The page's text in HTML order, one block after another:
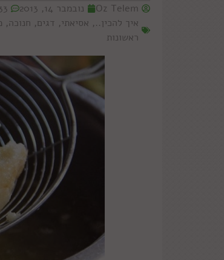
Oz Telem נובמבר 14, 2013
33
איך להכין.., אסיאתי, דגים, חנוכה,
ראשונות